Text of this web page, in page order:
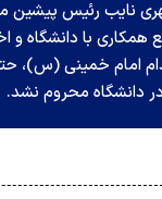
نایب رئیس پیشین
امام خمینی (س)، حتی
دانشگاه محروم نشد.